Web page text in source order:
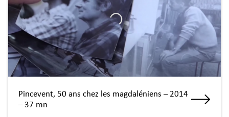
Pincevent, 50 ans chez les magdaléniens – 2014
– 37 mn